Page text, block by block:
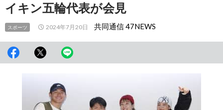
イキン五輪代表が会見
スポーツ 2024年7月20日 共同通信 47NEWS